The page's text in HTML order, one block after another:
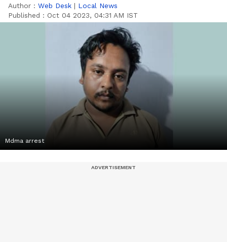
Author : Web Desk | Local News
Published : Oct 04 2023, 04:31 AM IST
Mdma arrest